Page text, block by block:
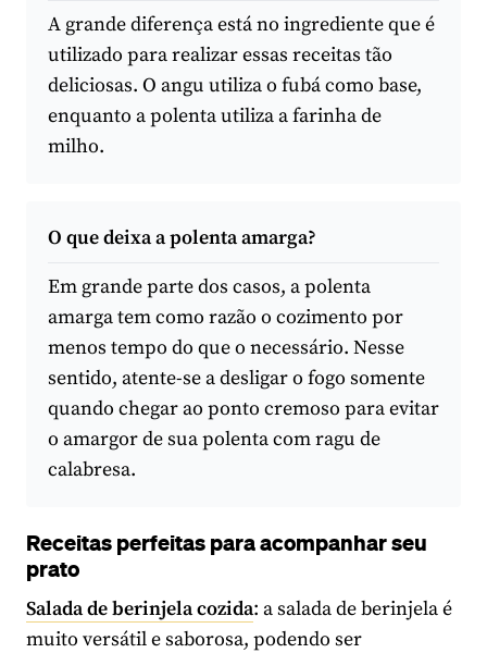
A grande diferença está no ingrediente que é
utilizado para realizar essas receitas tão
deliciosas. O angu utiliza o fubá como base,
enquanto a polenta utiliza a farinha de
milho.
O que deixa a polenta amarga?
Em grande parte dos casos, a polenta
amarga tem como razão o cozimento por
menos tempo do que o necessário. Nesse
sentido, atente-se a desligar o fogo somente
quando chegar ao ponto cremoso para evitar
o amargor de sua polenta com ragu de
calabresa.
Receitas perfeitas para acompanhar seu
prato
Salada de berinjela cozida: a salada de berinjela é
muito versátil e saborosa, podendo ser